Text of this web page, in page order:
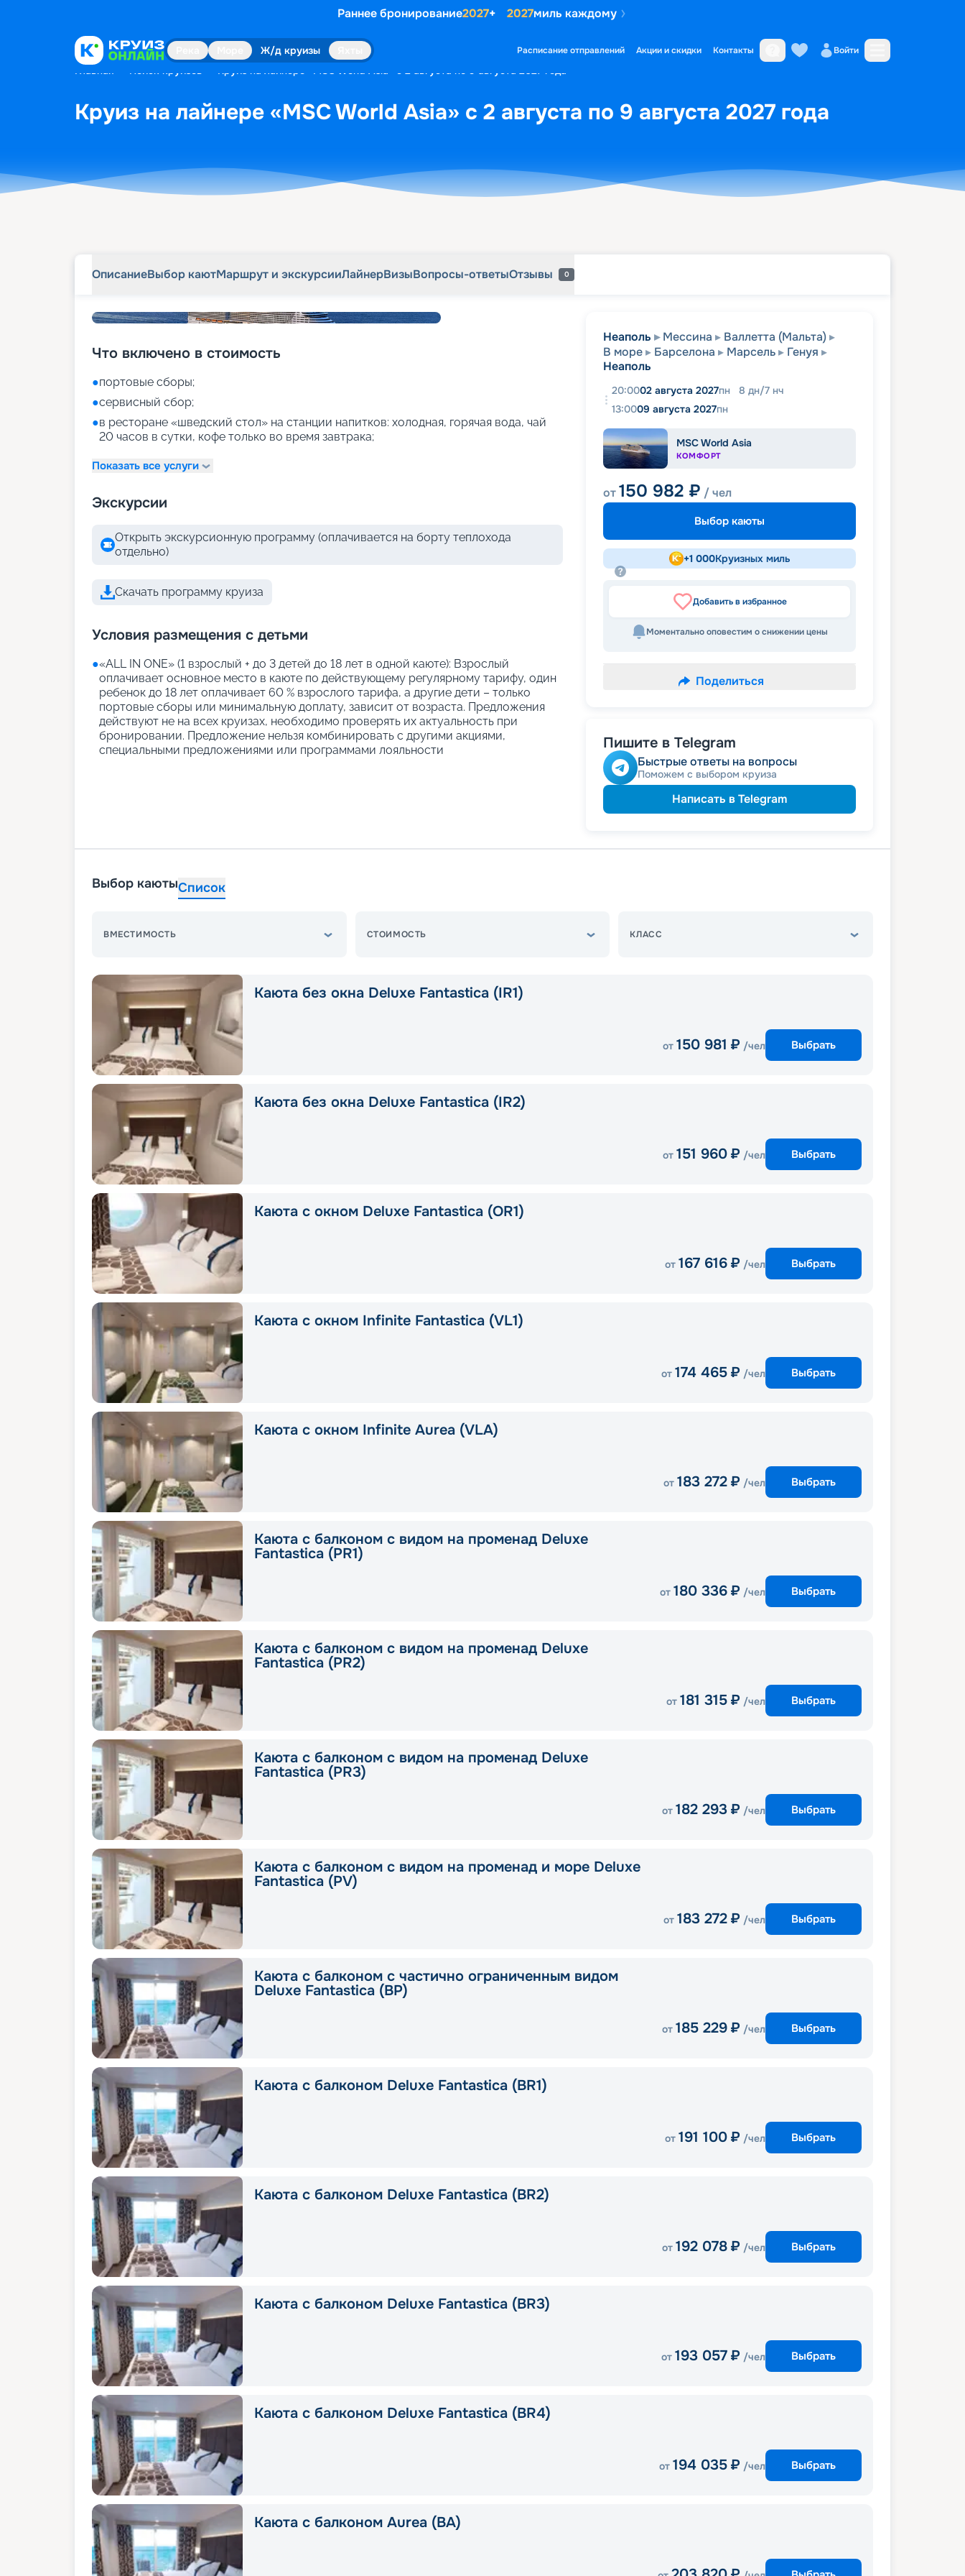
Раннее бронирование2027+ 2027миль каждому
Ж/д круизы Расписание отправлений Акции и скидки Контакты Войти
Главная Поиск круизов Круиз на лайнере «MSC World Asia» с 2 августа по 9 августа 2027 года
Круиз на лайнере «MSC World Asia» с 2 августа по 9 августа 2027 года
ОписаниеВыбор каютМаршрут и экскурсииЛайнерВизыВопросы-ответыОтзывы 0
Что включено в стоимость
●портовые сборы;
●сервисный сбор;
●в ресторане «шведский стол» на станции напитков: холодная, горячая вода, чай
20 часов в сутки, кофе только во время завтрака;
Показать все услуги
Экскурсии
Открыть экскурсионную программу (оплачивается на борту теплохода
отдельно)
Скачать программу круиза
Условия размещения с детьми
●«АLL IN ONE» (1 взрослый + до 3 детей до 18 лет в одной каюте): Взрослый
оплачивает основное место в каюте по действующему регулярному тарифу, один
ребенок до 18 лет оплачивает 60 % взрослого тарифа, а другие дети – только
портовые сборы или минимальную доплату, зависит от возраста. Предложения
действуют не на всех круизах, необходимо проверять их актуальность при
бронировании. Предложение нельзя комбинировать с другими акциями,
специальными предложениями или программами лояльности
Неаполь Мессина
Валлетта (Мальта)
В море
Барселона Марсель
Генуя
Неаполь
20:0002 августа 2027пн 8 дн/7 нч
13:0009 августа 2027пн
MSC World Asia
КОМФОРТ
от150 982 ₽ / чел
Выбор каюты
+1 000Круизных миль
Добавить в избранное
Моментально оповестим о снижении цены
Поделиться
Пишите в Telegram
Быстрые ответы на вопросы
Поможем с выбором круиза
Написать в Telegram
Выбор каютыСписок
ВМЕСТИМОСТЬ СТОИМОСТЬ КЛАСС
Каюта без окна Deluxe Fantastica (IR1)
от 150 981 ₽ /чел Выбрать
Каюта без окна Deluxe Fantastica (IR2)
от 151 960 ₽ /чел Выбрать
Каюта с окном Deluxe Fantastica (OR1)
от 167 616 ₽ /чел Выбрать
Каюта с окном Infinite Fantastica (VL1)
от 174 465 ₽ /чел Выбрать
Каюта с окном Infinite Aurea (VLA)
от 183 272 ₽ /чел Выбрать
Каюта с балконом с видом на променад Deluxe
Fantastica (PR1)
от 180 336 ₽ /чел Выбрать
Каюта с балконом с видом на променад Deluxe
Fantastica (PR2)
от 181 315 ₽ /чел Выбрать
Каюта с балконом с видом на променад Deluxe
Fantastica (PR3)
от 182 293 ₽ /чел Выбрать
Каюта с балконом с видом на променад и море Deluxe
Fantastica (PV)
от 183 272 ₽ /чел Выбрать
Каюта с балконом с частично ограниченным видом
Deluxe Fantastica (BP)
от 185 229 ₽ /чел Выбрать
Каюта с балконом Deluxe Fantastica (BR1)
от 191 100 ₽ /чел Выбрать
Каюта с балконом Deluxe Fantastica (BR2)
от 192 078 ₽ /чел Выбрать
Каюта с балконом Deluxe Fantastica (BR3)
от 193 057 ₽ /чел Выбрать
Каюта с балконом Deluxe Fantastica (BR4)
от 194 035 ₽ /чел Выбрать
Каюта с балконом Aurea (BA)